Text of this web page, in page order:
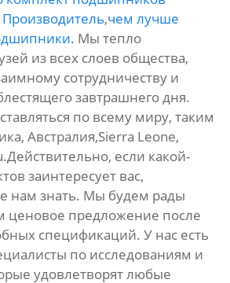
,чем лучше
. Мы тепло
из всех слоев общества,
сотрудничеству и
завтрашнего дня.
по всему миру, таким
Австралия,Sierra Leone,
если какой-
заинтересует вас,
нам знать. Мы будем рады
ценовое предложение после
спецификаций. У нас есть
по исследованиям и
удовлетворят любые